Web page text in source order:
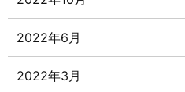
2022年6月
2022年3月